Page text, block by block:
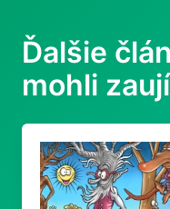
Ďalšie
mohli